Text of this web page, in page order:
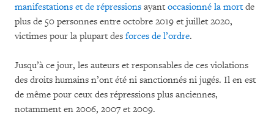
manifestations et de répressions ayant occasionné la mortde
plus de 50 personnes entre octobre 2019 et juillet 2020,
victimes pour la plupart des forces de l’ordre.
Jusqu’à ce jour, les auteurs et responsables de ces violations
des droits humains n’ont été ni sanctionnés ni jugés. Il en est
de même pour ceux des répressions plus anciennes,
notamment en 2006, 2007 et 2009.